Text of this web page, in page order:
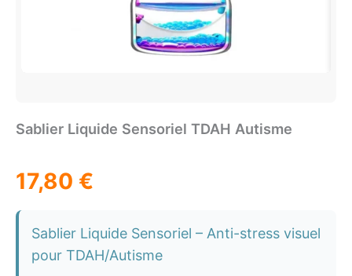
Sablier Liquide Sensoriel TDAH Autisme
17,80 €
Sablier Liquide Sensoriel – Anti-stress visuel
pour TDAH/Autisme